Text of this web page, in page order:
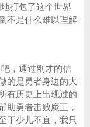
打包了这个世界
不是什么难以理解
，通过刚才的信
的是勇者身边的大
有历史上出现过的
助勇者击败魔王，
于少儿不宜，我只